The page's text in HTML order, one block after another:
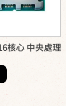
理
APC